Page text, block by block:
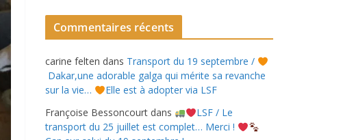
Commentaires récents
carine felten dans Transport du 19 septembre /
Dakar,une adorable galga qui mérite sa revanche
sur la vie…
Elle est à adopter via LSF
Françoise Bessoncourt dans
LSF / Le
transport du 25 juillet est complet… Merci !